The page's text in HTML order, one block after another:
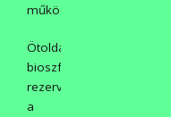
működtet.
Ötoldalú
bioszféra-
rezervátumból
a